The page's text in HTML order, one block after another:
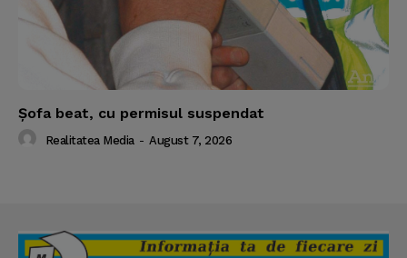
Şofa beat, cu permisul suspendat
Realitatea Media - August 7, 2026